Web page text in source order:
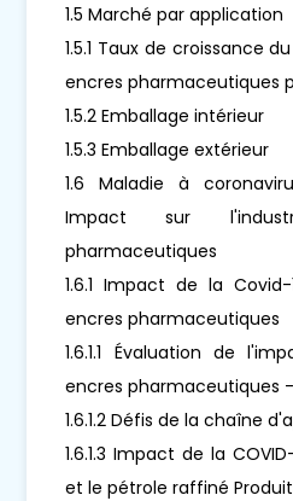
1.5 Marché par application
1.5.1 Taux de croissance
encres pharmaceutiques
1.5.2 Emballage intérieur
1.5.3 Emballage extérieur
1.6 Maladie à
Impact sur
pharmaceutiques
1.6.1 Impact de la
encres pharmaceutiques
1.6.1.1 Évaluation de
encres pharmaceutiques
1.6.1.2 Défis de la chaîne
1.6.1.3 Impact de la
et le pétrole raffiné